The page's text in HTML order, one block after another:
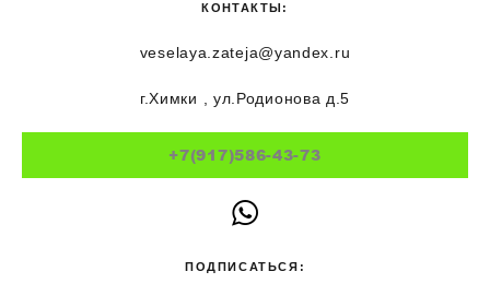
КОНТАКТЫ:
veselaya.zateja@yandex.ru
г.Химки , ул.Родионова д.5
+7(917)586-43-73
ПОДПИСАТЬСЯ: